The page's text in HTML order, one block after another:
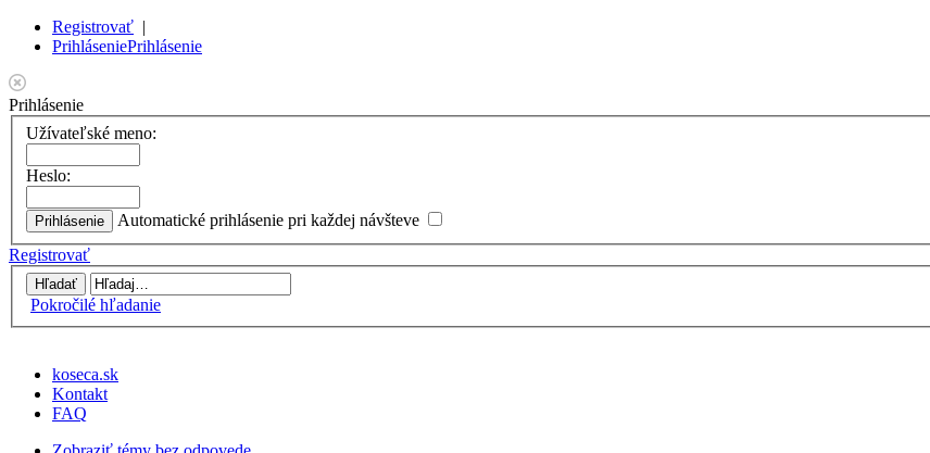
Registrovať |
PrihláseniePrihlásenie
Prihlásenie
Užívateľské meno:
Heslo:
Automatické prihlásenie pri každej návšteve
Registrovať
Pokročilé hľadanie
koseca.sk
Kontakt
FAQ